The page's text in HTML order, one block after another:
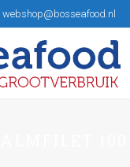
webshop@bosseafood.nl